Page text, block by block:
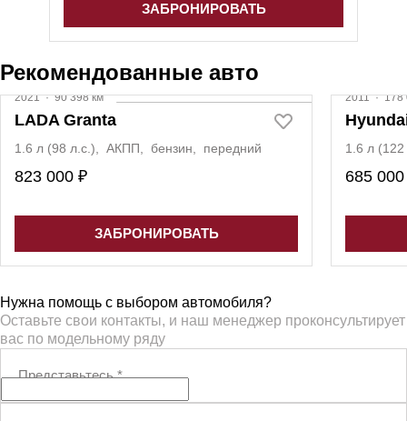
ЗАБРОНИРОВАТЬ
Рекомендованные авто
2021·90 398 км
LADA Granta
1.6 л (98 л.с.), АКПП, бензин, передний
823 000 ₽
ЗАБРОНИРОВАТЬ
2011·178
1.6 л
685
Нужна помощь с выбором автомобиля?
Оставьте свои контакты, и наш менеджер проконсультирует
вас по модельному ряду
Представьтесь*